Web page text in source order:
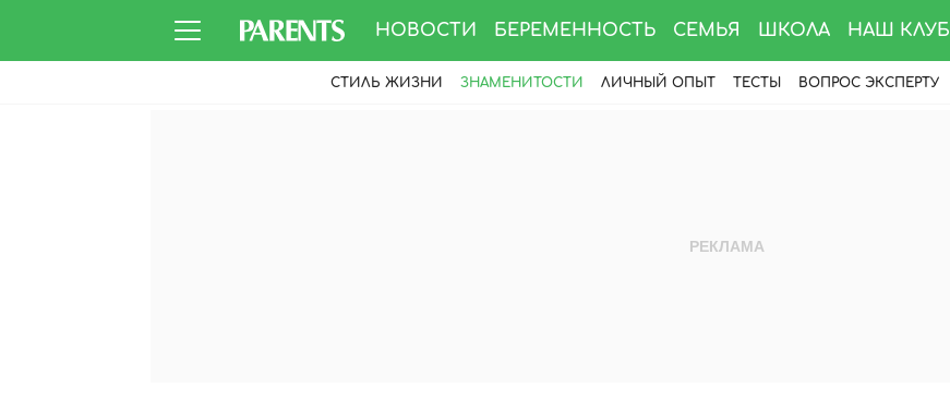
НОВОСТИ БЕРЕМЕННОСТЬ СЕМЬЯ ШКОЛА НАШ КЛУБ
СТИЛЬ ЖИЗНИ ЗНАМЕНИТОСТИ ЛИЧНЫЙ ОПЫТ ТЕСТЫ ВОПРОС ЭКСПЕРТУ